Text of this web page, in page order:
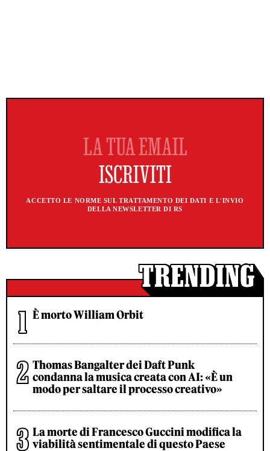
ACCETTO LE NORME SUL TRATTAMENTO DEI DATI E L'INVIO
DELLA NEWSLETTER DI RS
È morto William Orbit
Thomas Bangalter dei Daft Punk
condanna la musica creata con AI: «È un
modo per saltare il processo creativo»
La morte di Francesco Guccini modifica la
viabilità sentimentale di questo Paese